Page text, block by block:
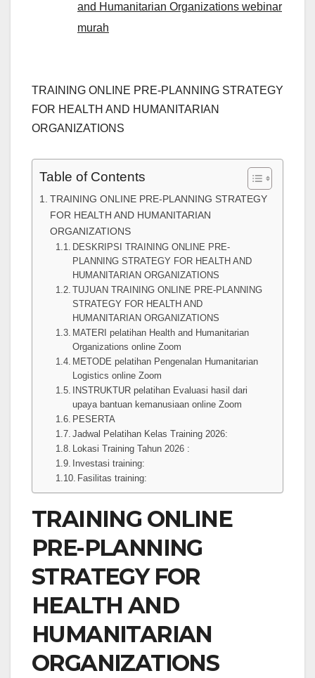
and Humanitarian Organizations webinar
murah
TRAINING ONLINE PRE-PLANNING STRATEGY
FOR HEALTH AND HUMANITARIAN
ORGANIZATIONS
Table of Contents
TRAINING ONLINE PRE-PLANNING STRATEGY
FOR HEALTH AND HUMANITARIAN
ORGANIZATIONS
DESKRIPSI TRAINING ONLINE PRE-
PLANNING STRATEGY FOR HEALTH AND
HUMANITARIAN ORGANIZATIONS
TUJUAN TRAINING ONLINE PRE-PLANNING
STRATEGY FOR HEALTH AND
HUMANITARIAN ORGANIZATIONS
MATERI pelatihan Health and Humanitarian
Organizations online Zoom
METODE pelatihan Pengenalan Humanitarian
Logistics online Zoom
INSTRUKTUR pelatihan Evaluasi hasil dari
upaya bantuan kemanusiaan online Zoom
PESERTA
Jadwal Pelatihan Kelas Training 2026:
Lokasi Training Tahun 2026 :
Investasi training:
Fasilitas training:
TRAINING ONLINE
PRE-PLANNING
STRATEGY FOR
HEALTH AND
HUMANITARIAN
ORGANIZATIONS